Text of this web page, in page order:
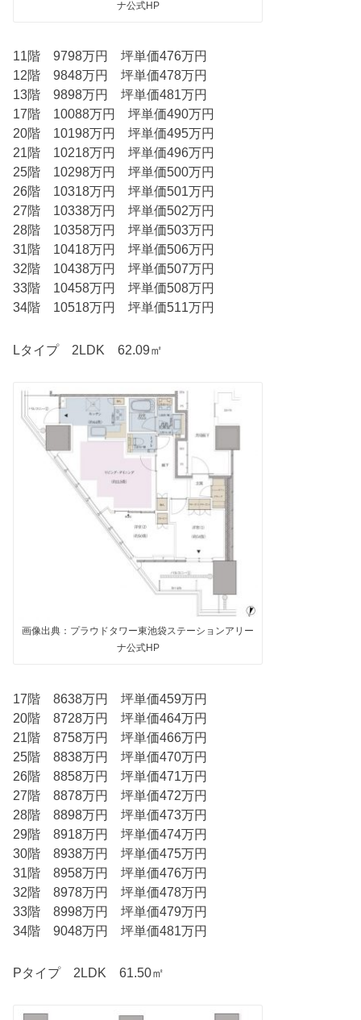
ナ公式HP
11階 9798万円 坪単価476万円
12階 9848万円 坪単価478万円
13階 9898万円 坪単価481万円
17階 10088万円 坪単価490万円
20階 10198万円 坪単価495万円
21階 10218万円 坪単価496万円
25階 10298万円 坪単価500万円
26階 10318万円 坪単価501万円
27階 10338万円 坪単価502万円
28階 10358万円 坪単価503万円
31階 10418万円 坪単価506万円
32階 10438万円 坪単価507万円
33階 10458万円 坪単価508万円
34階 10518万円 坪単価511万円
Lタイプ 2LDK 62.09㎡
画像出典：プラウドタワー東池袋ステーションアリー
ナ公式HP
17階 8638万円 坪単価459万円
20階 8728万円 坪単価464万円
21階 8758万円 坪単価466万円
25階 8838万円 坪単価470万円
26階 8858万円 坪単価471万円
27階 8878万円 坪単価472万円
28階 8898万円 坪単価473万円
29階 8918万円 坪単価474万円
30階 8938万円 坪単価475万円
31階 8958万円 坪単価476万円
32階 8978万円 坪単価478万円
33階 8998万円 坪単価479万円
34階 9048万円 坪単価481万円
Pタイプ 2LDK 61.50㎡